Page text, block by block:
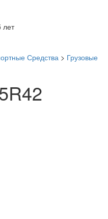
лет
Средства > Грузовые